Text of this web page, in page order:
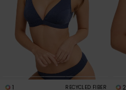
1 RECYCLED FIBER 2